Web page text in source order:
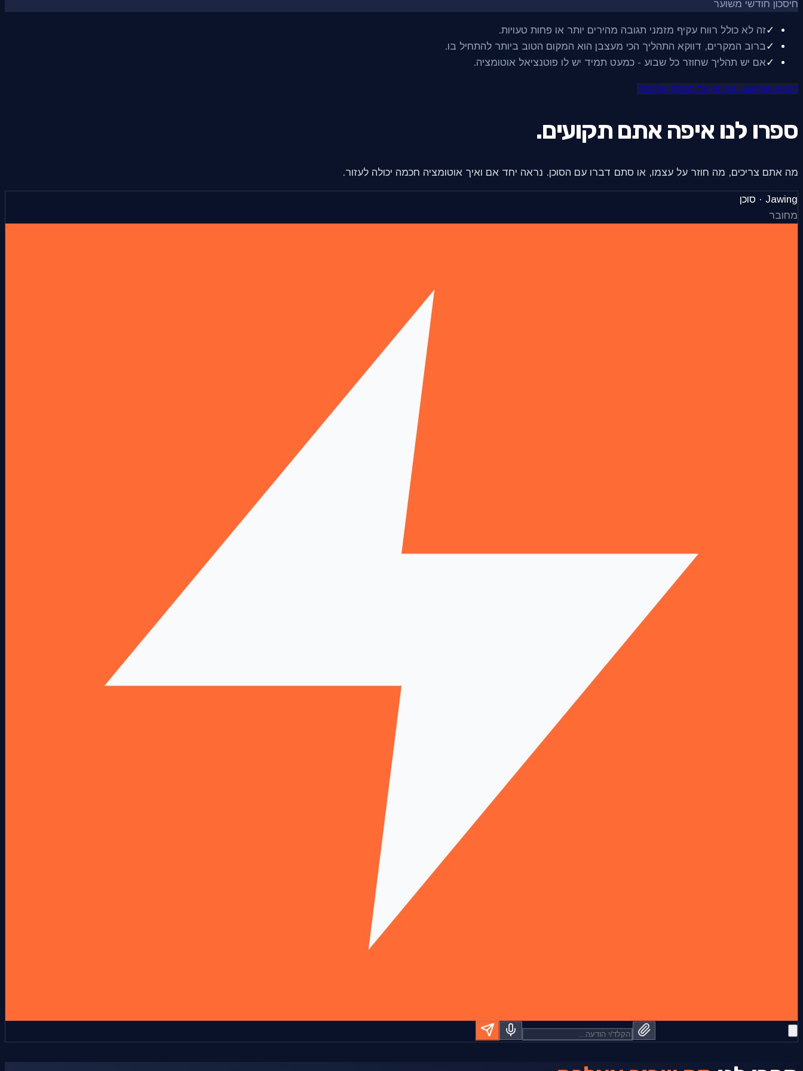
חיסכון חודשי משוער
✓זה לא כולל רווח עקיף מזמני תגובה מהירים יותר או פחות טעויות.
✓ברוב המקרים, דווקא התהליך הכי מעצבן הוא המקום הטוב ביותר להתחיל בו.
✓אם יש תהליך שחוזר כל שבוע - כמעט תמיד יש לו פוטנציאל אוטומציה.
רוצים שנחשב את זה על העסק שלכם?
ספרו לנו איפה אתם תקועים.
מה אתם צריכים, מה חוזר על עצמו, או סתם דברו עם הסוכן. נראה יחד אם ואיך אוטומציה חכמה יכולה לעזור.
Jawing · סוכן
מחובר